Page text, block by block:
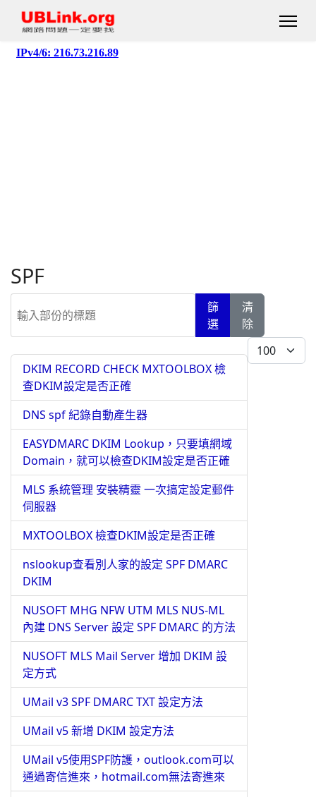
SPF
篩
選
清
除
每頁顯示條數
DKIM RECORD CHECK MXTOOLBOX 檢
查DKIM設定是否正確
DNS spf 紀錄自動產生器
EASYDMARC DKIM Lookup，只要填網域
Domain，就可以檢查DKIM設定是否正確
MLS 系統管理 安裝精靈 一次搞定設定郵件
伺服器
MXTOOLBOX 檢查DKIM設定是否正確
nslookup查看別人家的設定 SPF DMARC
DKIM
NUSOFT MHG NFW UTM MLS NUS-ML
內建 DNS Server 設定 SPF DMARC 的方法
NUSOFT MLS Mail Server 增加 DKIM 設
定方式
UMail v3 SPF DMARC TXT 設定方法
UMail v5 新增 DKIM 設定方法
UMail v5使用SPF防護，outlook.com可以
通過寄信進來，hotmail.com無法寄進來